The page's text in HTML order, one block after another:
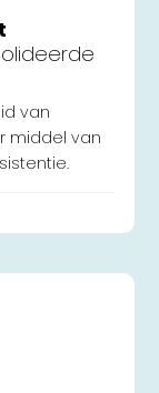
van
middel van